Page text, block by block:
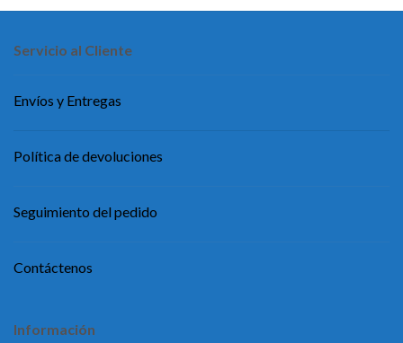
Servicio al Cliente
Envíos y Entregas
Política de devoluciones
Seguimiento del pedido
Contáctenos
Información